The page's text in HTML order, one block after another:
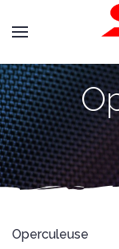
Operculeuse